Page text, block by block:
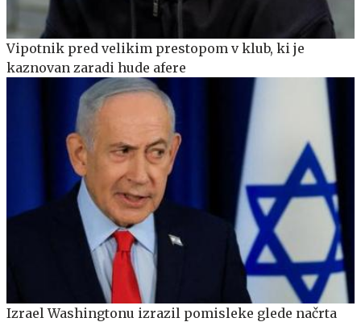
Vipotnik pred velikim prestopom v klub, ki je
kaznovan zaradi hude afere
Izrael Washingtonu izrazil pomisleke glede načrta